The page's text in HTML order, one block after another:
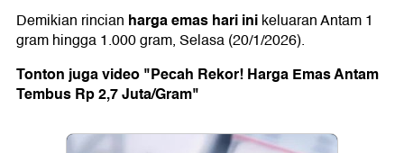
Demikian rincian harga emas hari inikeluaran Antam 1
gram hingga 1.000 gram, Selasa (20/1/2026).
Tonton juga video "Pecah Rekor! Harga Emas Antam
Tembus Rp 2,7 Juta/Gram"